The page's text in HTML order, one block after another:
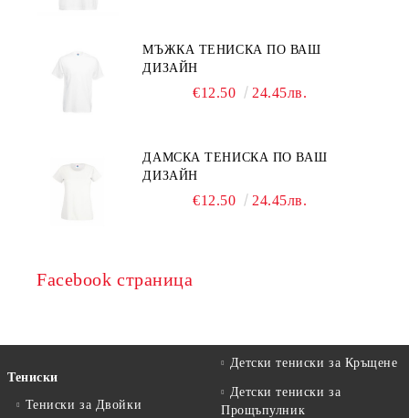
МЪЖКА ТЕНИСКА ПО ВАШ
ДИЗАЙН
€12.50 24.45лв.
ДАМСКА ТЕНИСКА ПО ВАШ
ДИЗАЙН
€12.50 24.45лв.
Facebook страница
Тениски
Тениски за Двойки
Детски тениски за Кръщене
Детски тениски за
Прощъпулник